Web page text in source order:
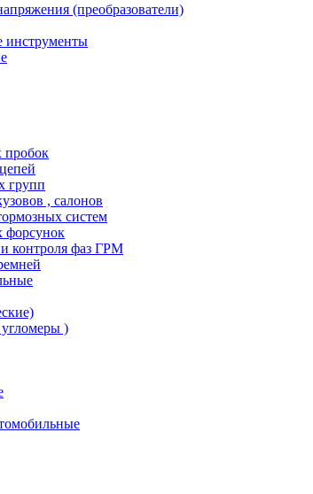
(преобразователи)
инструменты
пробок
групп
, салонов
систем
форсунок
контроля фаз ГРМ
)